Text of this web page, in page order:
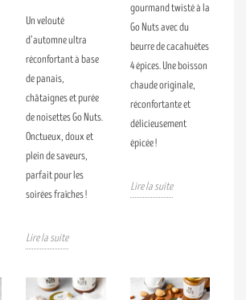
Un velouté
d’automne ultra
réconfortant à base
de panais,
châtaignes et purée
de noisettes Go Nuts.
Onctueux, doux et
plein de saveurs,
parfait pour les
soirées fraîches !
Lire la suite
gourmand twisté à la
Go Nuts avec du
beurre de cacahuètes
4 épices. Une boisson
chaude originale,
réconfortante et
délicieusement
épicée !
Lire la suite